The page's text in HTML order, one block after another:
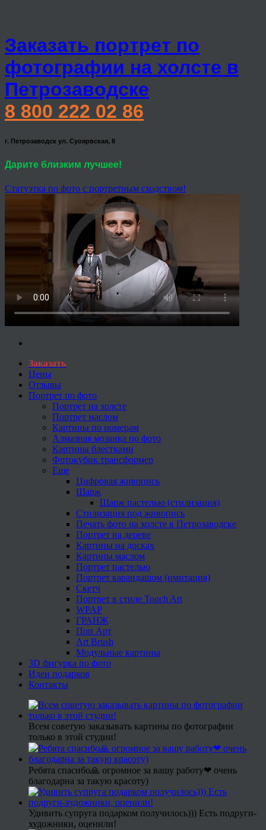
Заказать портрет по
фотографии на холсте в
Петрозаводске
8 800 222 02 86
г. Петрозаводск ул. Суоярвская, 8
Дарите близким лучшее!
Статуэтка по фото с портретным сходством!
Заказать
Цены
Отзывы
Портрет по фото
Портрет на холсте
Портрет маслом
Картины по номерам
Алмазная мозаика по фото
Картины блестками
Фотокубик трансформер
Еще
Цифровая живопись
Шарж
Шарж пастелью (стилизация)
Стилизация под живопись
Печать фото на холсте в Петрозаводске
Портрет на дереве
Картины на досках
Картины маслом
Портрет пастелью
Портрет карандашом (имитация)
Скетч
Портрет в стиле Touch Art
WPAP
ГРАНЖ
Поп Арт
Art Brush
Модульные картины
3D фигурка по фото
Идеи подарков
Контакты
Всем советую заказывать картины по фотографии
только в этой студии!
Ребята спасибо🙏 огромное за вашу работу❤ очень
благодарна за такую красоту)
Удивить супруга подарком получилось))) Есть подруги-
художники, оценили!